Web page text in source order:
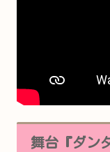
舞台『ダン